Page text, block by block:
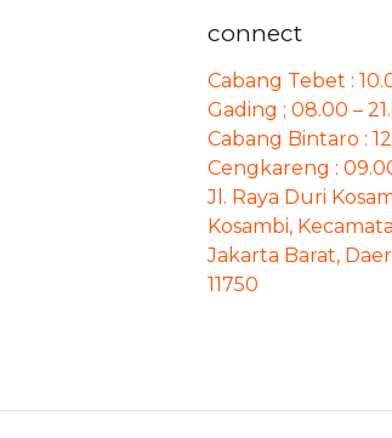
connect
Cabang Tebet :
Gading ; 08.00 –
Cabang Bintaro :
Cengkareng :
Jl. Raya Duri
Kosambi,
Jakarta Barat,
11750